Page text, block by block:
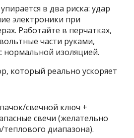
в два риска: удар
электроники при
Работайте в перчатках,
части руками,
нормальной изоляцией.
который реально ускоряет
свечной ключ +
свечи (желательно
теплового диапазона).